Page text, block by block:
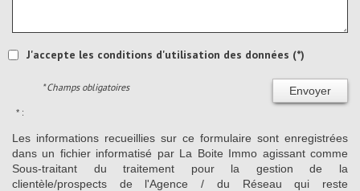
J'accepte les conditions d'utilisation des données (*)
Envoyer
* Champs obligatoires
* :
Les informations recueillies sur ce formulaire sont enregistrées
dans un fichier informatisé par La Boite Immo agissant comme
Sous-traitant du traitement pour la gestion de la
clientèle/prospects de l'Agence / du Réseau qui reste